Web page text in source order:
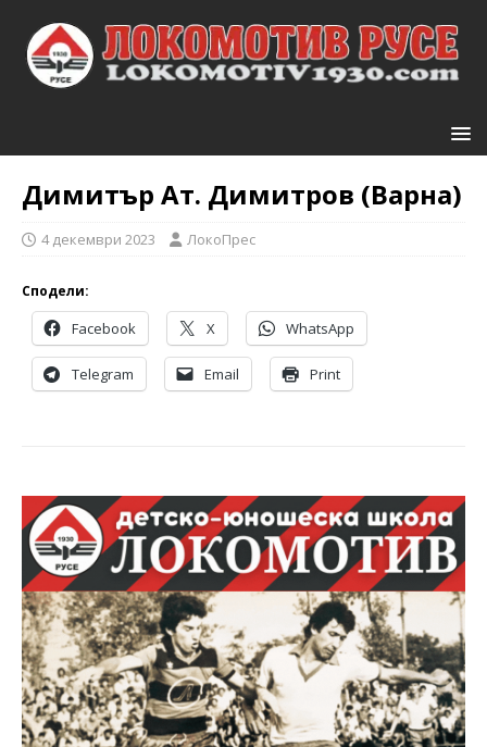
Димитър Ат. Димитров (Варна)
4 декември 2023 ЛокоПрес
Сподели:
Facebook X WhatsApp
Telegram Email Print